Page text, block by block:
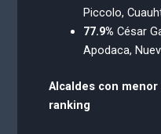
Piccolo,
77.9% César
Apodaca,
Alcaldes con
ranking